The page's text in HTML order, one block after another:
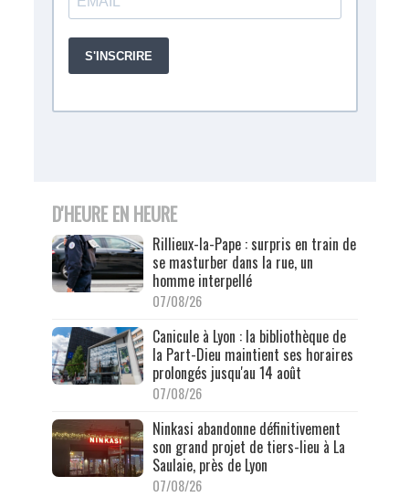
D'HEURE EN HEURE
Rillieux-la-Pape : surpris en train de
se masturber dans la rue, un
homme interpellé
07/08/26
Canicule à Lyon : la bibliothèque de
la Part-Dieu maintient ses horaires
prolongés jusqu'au 14 août
07/08/26
Ninkasi abandonne définitivement
son grand projet de tiers-lieu à La
Saulaie, près de Lyon
07/08/26